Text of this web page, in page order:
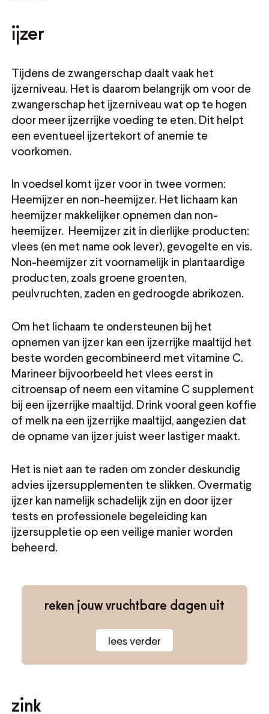
ijzer
Tijdens de zwangerschap daalt vaak het
ijzerniveau. Het is daarom belangrijk om voor de
zwangerschap het ijzerniveau wat op te hogen
door meer ijzerrijke voeding te eten. Dit helpt
een eventueel ijzertekort of anemie te
voorkomen.
In voedsel komt ijzer voor in twee vormen:
Heemijzer en non-heemijzer. Het lichaam kan
heemijzer makkelijker opnemen dan non-
heemijzer. Heemijzer zit in dierlijke producten:
vlees (en met name ook lever), gevogelte en vis.
Non-heemijzer zit voornamelijk in plantaardige
producten, zoals groene groenten,
peulvruchten, zaden en gedroogde abrikozen.
Om het lichaam te ondersteunen bij het
opnemen van ijzer kan een ijzerrijke maaltijd het
beste worden gecombineerd met vitamine C.
Marineer bijvoorbeeld het vlees eerst in
citroensap of neem een vitamine C supplement
bij een ijzerrijke maaltijd. Drink vooral geen koffie
of melk na een ijzerrijke maaltijd, aangezien dat
de opname van ijzer juist weer lastiger maakt.
Het is niet aan te raden om zonder deskundig
advies ijzersupplementen te slikken. Overmatig
ijzer kan namelijk schadelijk zijn en door ijzer
tests en professionele begeleiding kan
ijzersuppletie op een veilige manier worden
beheerd.
reken jouw vruchtbare dagen uit
lees verder
zink